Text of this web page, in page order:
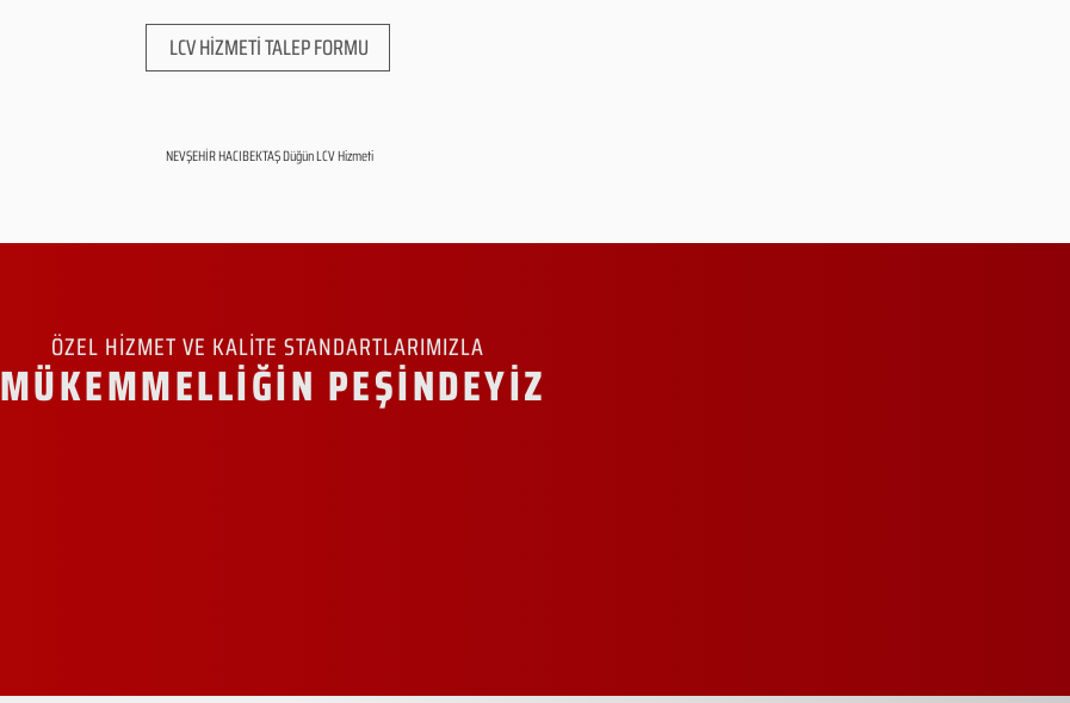
LCV HİZMETİ TALEP FORMU
NEVŞEHİR HACIBEKTAŞ Düğün LCV Hizmeti
ÖZEL HİZMET VE KALİTE STANDARTLARIMIZLA
MÜKEMMELLİĞİN PEŞİNDEYİZ